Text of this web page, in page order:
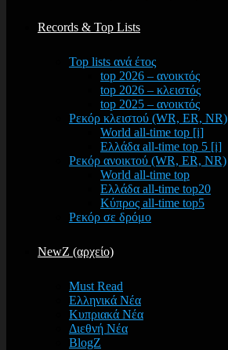
Records & Top Lists
Top lists ανά έτος
top 2026 – ανοικτός
top 2026 – κλειστός
top 2025 – ανοικτός
Ρεκόρ κλειστού (WR, ER, NR)
World all-time top [i]
Ελλάδα all-time top 5 [i]
Ρεκόρ ανοικτού (WR, ER, NR)
World all-time top
Ελλάδα all-time top20
Κύπρος all-time top5
Ρεκόρ σε δρόμο
NewZ (αρχείο)
Must Read
Ελληνικά Νέα
Κυπριακά Νέα
Διεθνή Νέα
BlogZ